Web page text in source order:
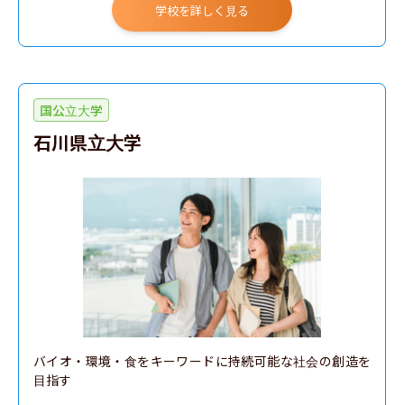
学校を詳しく見る
国公立大学
石川県立大学
バイオ・環境・食をキーワードに持続可能な社会の創造を
目指す